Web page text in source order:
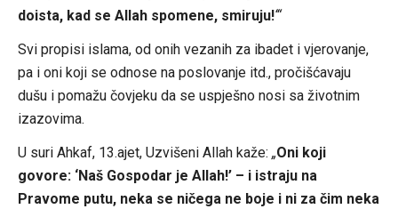
doista, kad se Allah spomene, smiruju!‘“
Svi propisi islama, od onih vezanih za ibadet i vjerovanje,
pa i oni koji se odnose na poslovanje itd., pročišćavaju
dušu i pomažu čovjeku da se uspješno nosi sa životnim
izazovima.
U suri Ahkaf, 13.ajet, Uzvišeni Allah kaže: „Oni koji
govore: ‘Naš Gospodar je Allah!’ – i istraju na
Pravome putu, neka se ničega ne boje i ni za čim neka